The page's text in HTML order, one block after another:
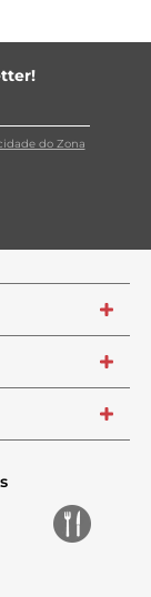
do Zona
+
+
+